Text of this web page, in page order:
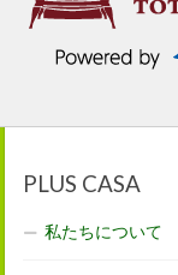
PLUS CASA
私たちについて